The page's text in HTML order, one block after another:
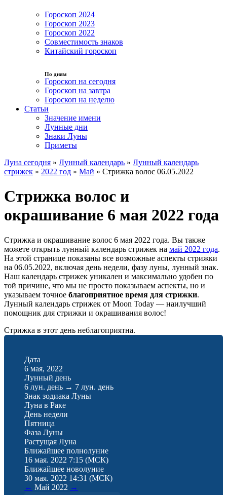
Гороскоп 2024
Гороскоп 2023
Гороскоп 2022
Совместимость знаков
Китайский гороскоп
По дням
Гороскоп на сегодня
Гороскоп на завтра
Гороскоп на неделю
Статьи
Значение имени
Лунные дни
Знаки Луны
Приметы
Луна сегодня » Лунный календарь » Лунный календарь
стрижек » 2022 год » Май » Стрижка волос 06.05.2022
Стрижка волос и
окрашивание 6 мая 2022 года
Стрижка и окрашивание волос 6 мая 2022 года. Вы также
можете открыть лунный календарь стрижек на май 2022 года.
На этой странице показаны все возможные аспекты стрижки
на 06.05.2022, включая день недели, фазу луны, лунный знак.
Наш календарь стрижек уникален и максимально удобен по
той причине, что мы не просто показываем аспекты, но и
указываем точное благоприятное время для стрижки.
Лунный календарь стрижек от Moon Today — наилучший
помощник для стрижки и окрашивания волос!
Стрижка в этот день неблагоприятна.
Дата
6 мая, 2022
Лунный день
6 лун. день → 7 лун. день
Знак зодиака Луны
Луна в Раке
День недели
Пятница
Фаза Луны
Растущая Луна
Ближайшее полнолуние
16 мая. 2022 7:15 (МСК)
Ближайшее новолуние
30 мая. 2022 14:31 (МСК)
← Май 2022 →